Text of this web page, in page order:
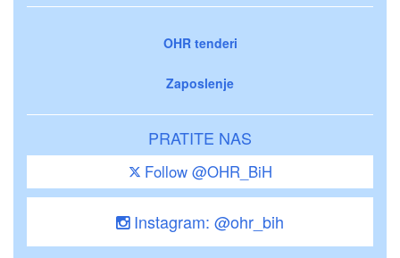
OHR tenderi
Zaposlenje
PRATITE NAS
Follow @OHR_BiH
Instagram: @ohr_bih